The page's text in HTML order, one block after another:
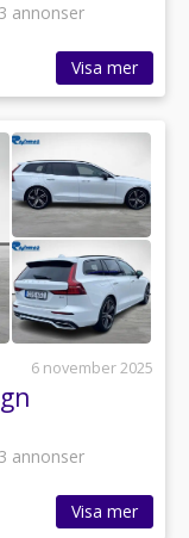
annonser
Visa mer
6 november 2025
annonser
Visa mer